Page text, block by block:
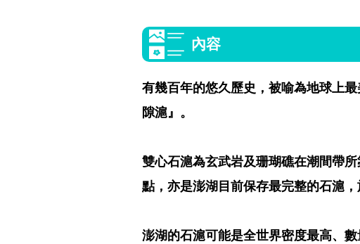
內容
有幾百年的悠久歷史，被喻為地球上
隙滬』。
雙心石滬為玄武岩及珊瑚礁在潮間帶
點，亦是澎湖目前保存最完整的石滬
澎湖的石滬可能是全世界密度最高、